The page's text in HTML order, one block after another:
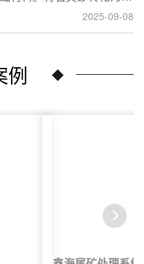
石英砂磨粉成套设备。本
面解析这条生产线。
2025-09-08
例